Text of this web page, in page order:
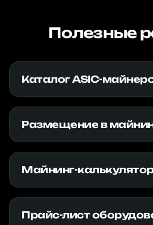
Полезные
Каталог ASIC-
Размещение в
Майнинг-
Прайс-лист